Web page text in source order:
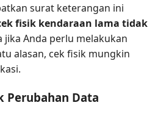
surat keterangan ini
fisik kendaraan lama tidak
jika Anda perlu melakukan
alasan, cek fisik mungkin
Perubahan Data